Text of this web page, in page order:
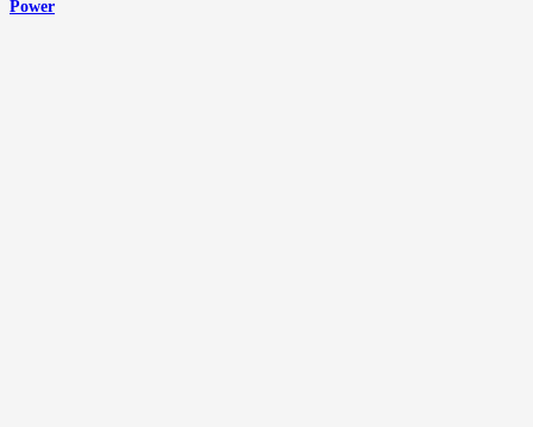
Power